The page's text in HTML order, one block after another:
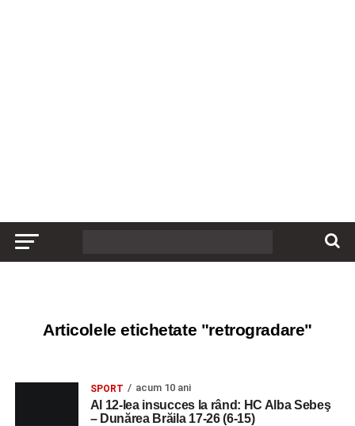
Articolele etichetate "retrogradare"
SPORT acum 10 ani
Al 12-lea insucces la rând: HC Alba Sebeş
– Dunărea Brăila 17-26 (6-15)